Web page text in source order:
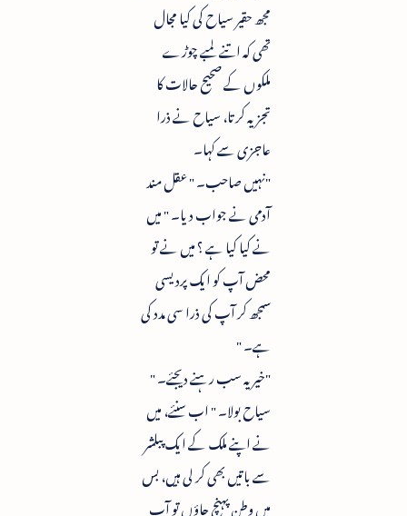
مجھ حقیر سیاح کی کیا مجال
تھی کہ اتنے لمبے چوڑے
ملکوں کے صحیح حالات کا
تجزیہ کرتا، سیاح نے ذرا
عاجزی سے کہا۔
"نہیں صاحب۔ " عقل مند
آدمی نے جواب دیا۔ " میں
نے کیا کیا ہے ؟ میں نے تو
محض آپ کو ایک پردیسی
سمجھ کر آپ کی ذرا سی مدد کی
ہے۔ "
"خیر یہ سب رہنے دیجئے۔ "
سیاح بولا۔ " اب سنئے، میں
نے اپنے ملک کے ایک پبلشر
سے باتیں بھی کر لی ہیں، بس
میں وطن پہنچ جاؤں تو آپ